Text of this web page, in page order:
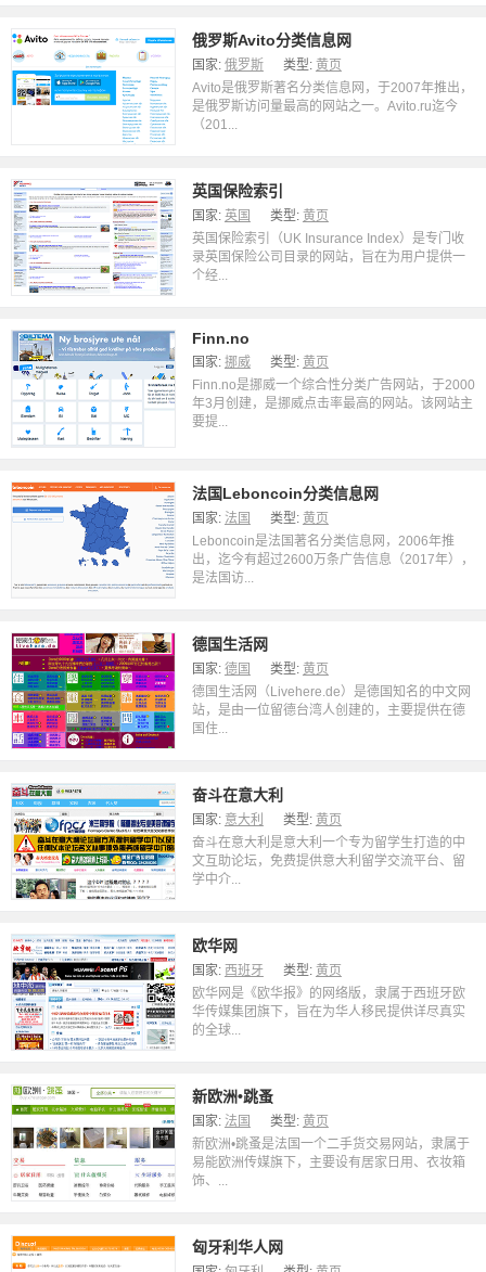
俄罗斯Avito分类信息网
国家: 俄罗斯 类型: 黄页
Avito是俄罗斯著名分类信息网，于2007年推出，
是俄罗斯访问量最高的网站之一。Avito.ru迄今
（201...
英国保险索引
国家: 英国 类型: 黄页
英国保险索引（UK Insurance Index）是专门收
录英国保险公司目录的网站，旨在为用户提供一
个经...
Finn.no
国家: 挪威 类型: 黄页
Finn.no是挪威一个综合性分类广告网站，于2000
年3月创建，是挪威点击率最高的网站。该网站主
要提...
法国Leboncoin分类信息网
国家: 法国 类型: 黄页
Leboncoin是法国著名分类信息网，2006年推
出，迄今有超过2600万条广告信息（2017年），
是法国访...
德国生活网
国家: 德国 类型: 黄页
德国生活网（Livehere.de）是德国知名的中文网
站，是由一位留德台湾人创建的，主要提供在德
国住...
奋斗在意大利
国家: 意大利 类型: 黄页
奋斗在意大利是意大利一个专为留学生打造的中
文互助论坛，免费提供意大利留学交流平台、留
学中介...
欧华网
国家: 西班牙 类型: 黄页
欧华网是《欧华报》的网络版，隶属于西班牙欧
华传媒集团旗下，旨在为华人移民提供详尽真实
的全球...
新欧洲•跳蚤
国家: 法国 类型: 黄页
新欧洲•跳蚤是法国一个二手货交易网站，隶属于
易能欧洲传媒旗下，主要设有居家日用、衣妆箱
饰、...
匈牙利华人网